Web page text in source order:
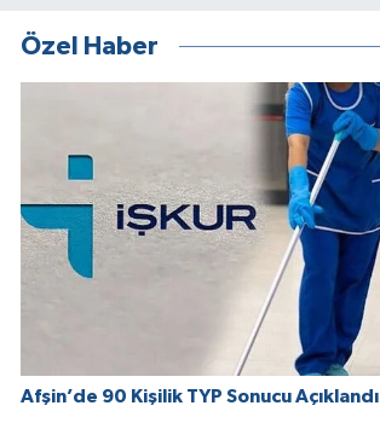
Özel Haber
Afşin’de 90 Kişilik TYP Sonucu Açıklandı